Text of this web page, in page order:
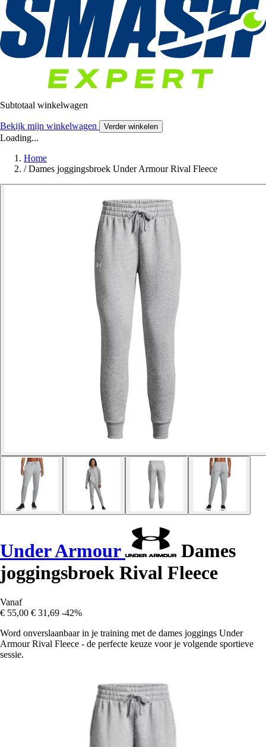
Subtotaal winkelwagen
Bekijk mijn winkelwagen Verder winkelen
Loading...
Home
/ Dames joggingsbroek Under Armour Rival Fleece
Under Armour
Dames
joggingsbroek Rival Fleece
Vanaf
€ 55,00 € 31,69 -42%
Word onverslaanbaar in je training met de dames joggings Under
Armour Rival Fleece - de perfecte keuze voor je volgende sportieve
sessie.